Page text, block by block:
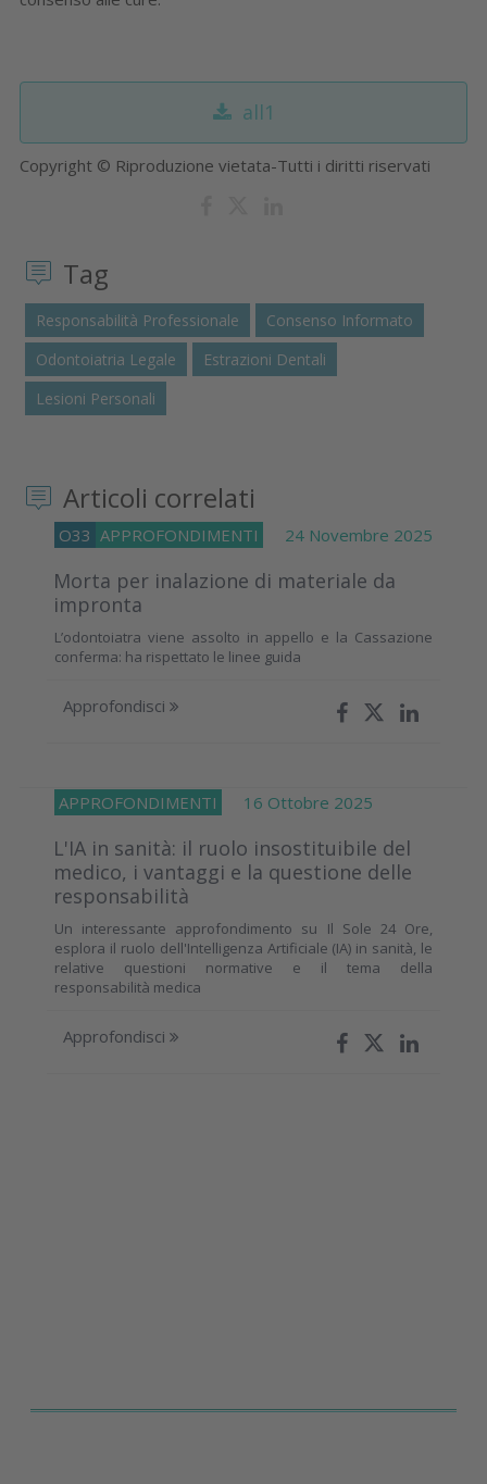
all1
Copyright © Riproduzione vietata-Tutti i diritti riservati
Tag
Responsabilità Professionale
Consenso Informato
Odontoiatria Legale
Estrazioni Dentali
Lesioni Personali
Articoli correlati
O33 APPROFONDIMENTI 24 Novembre 2025
Morta per inalazione di materiale da
impronta
L’odontoiatra viene assolto in appello e la Cassazione
conferma: ha rispettato le linee guida
Approfondisci
APPROFONDIMENTI 16 Ottobre 2025
L'IA in sanità: il ruolo insostituibile del
medico, i vantaggi e la questione delle
responsabilità
Un interessante approfondimento su Il Sole 24 Ore,
esplora il ruolo dell'Intelligenza Artificiale (IA) in sanità, le
relative questioni normative e il tema della
responsabilità medica
Approfondisci